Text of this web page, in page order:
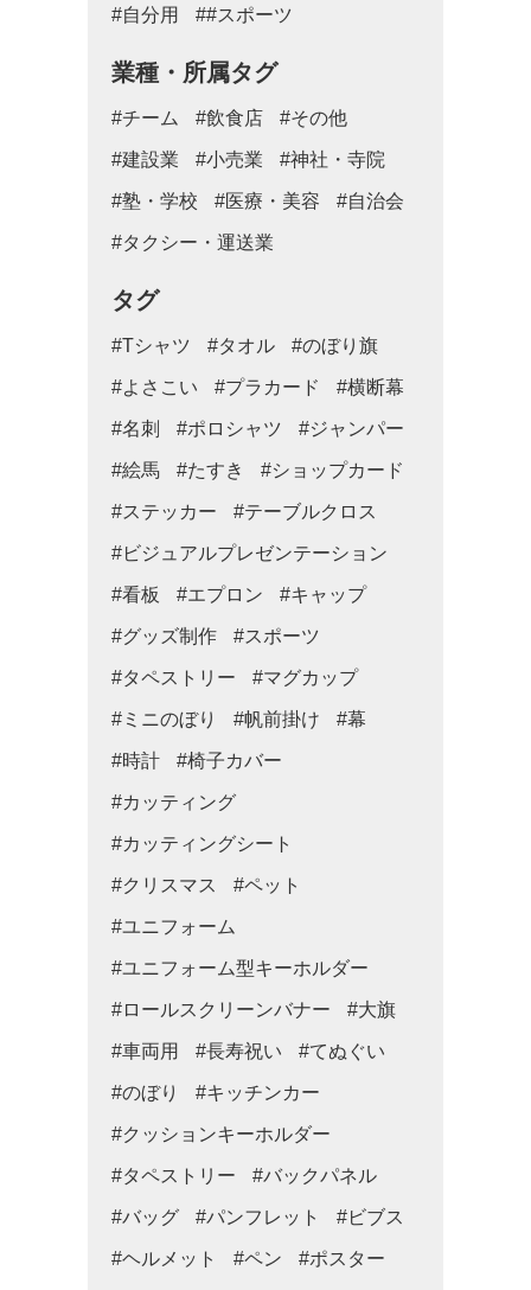
#自分用 ##スポーツ
業種・所属タグ
#チーム #飲食店 #その他
#建設業 #小売業 #神社・寺院
#塾・学校 #医療・美容 #自治会
#タクシー・運送業
タグ
#Tシャツ #タオル #のぼり旗
#よさこい #プラカード #横断幕
#名刺 #ポロシャツ #ジャンパー
#絵馬 #たすき #ショップカード
#ステッカー #テーブルクロス
#ビジュアルプレゼンテーション
#看板 #エプロン #キャップ
#グッズ制作 #スポーツ
#タペストリー #マグカップ
#ミニのぼり #帆前掛け #幕
#時計 #椅子カバー
#カッティング
#カッティングシート
#クリスマス #ペット
#ユニフォーム
#ユニフォーム型キーホルダー
#ロールスクリーンバナー #大旗
#車両用 #長寿祝い #てぬぐい
#のぼり #キッチンカー
#クッションキーホルダー
#タペストリー #バックパネル
#バッグ #パンフレット #ビブス
#ヘルメット #ペン #ポスター